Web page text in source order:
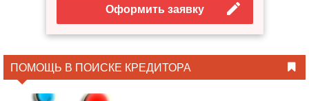
Оформить заявку
ПОМОЩЬ В ПОИСКЕ КРЕДИТОРА